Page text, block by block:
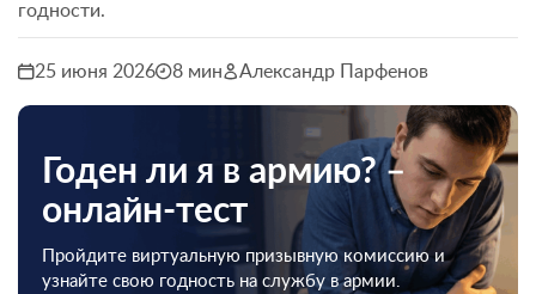
годности.
25 июня 2026 8 мин Александр Парфенов
Годен ли я в армию? –
онлайн-тест
Пройдите виртуальную призывную комиссию и
узнайте свою годность на службу в армии.